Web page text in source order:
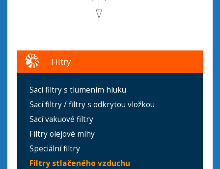
Filtry
Sací filtry s tlumením hluku
Sací filtry / filtry s odkrytou vložkou
Sací vakuové filtry
Filtry olejové mlhy
Speciální filtry
Filtry stlačeného vzduchu